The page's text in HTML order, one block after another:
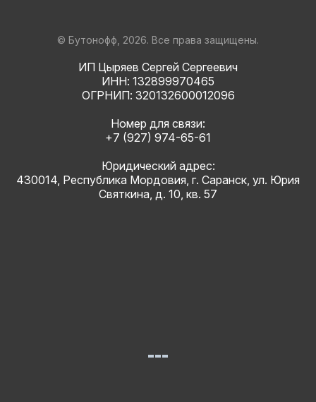
© Бутонофф, 2026. Все права защищены.
ИП Цыряев Сергей Сергеевич
ИНН: 132899970465
ОГРНИП: 320132600012096
Номер для связи:
+7 (927) 974-65-61
Юридический адрес:
430014, Республика Мордовия, г. Саранск, ул. Юрия
Святкина, д. 10, кв. 57